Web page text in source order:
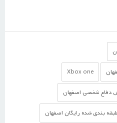
Xbox one
دفاع شخصی اصفهان
بندی شده رایگان اصفهان